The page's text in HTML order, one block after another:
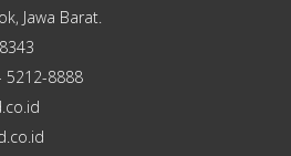
Jawa Barat.
5212-8888